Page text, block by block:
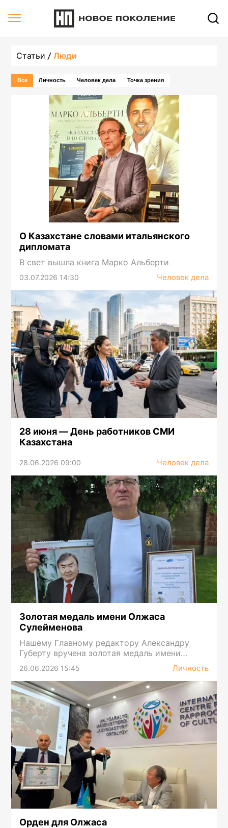
Статьи Люди
Все Личность Человек дела Точка зрения
О Казахстане словами итальянского
дипломата
В свет вышла книга Марко Альберти
03.07.2026 14:30 Человек дела
28 июня — День работников СМИ
Казахстана
28.06.2026 09:00 Человек дела
Золотая медаль имени Олжаса
Сулейменова
Нашему Главному редактору Александру
Губерту вручена золотая медаль имени
Олжаса Сулейменова
26.06.2026 15:45 Личность
Орден для Олжаса